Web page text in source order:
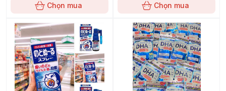
Chọn mua Chọn mua